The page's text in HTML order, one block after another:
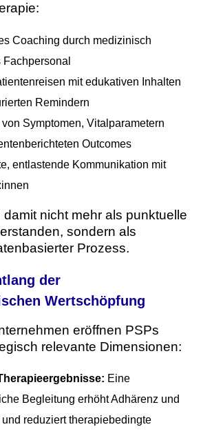
Coaching durch medizinisch
mit edukativen Inhalten
Remindern
Symptomen, Vitalparametern
Outcomes
entlastende Kommunikation mit
nicht mehr als punktuelle
sondern als
Prozess.
der
Wertschöpfung
eröffnen PSPs
relevante Dimensionen:
Eine
Begleitung erhöht Adhärenz und
und reduziert therapiebedingte